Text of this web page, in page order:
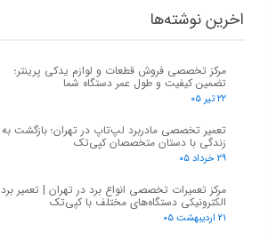
اخرین نوشته‌ها
مرکز تخصصی فروش قطعات و لوازم یدکی پرینتر؛
تضمین کیفیت و طول عمر دستگاه شما
۲۲ تیر ۰۵
تعمیر تخصصی مادربرد لپ‌تاپ در تهران؛ بازگشت به
زندگی با دستان متخصصان کپی‌تک
۲۹ خرداد ۰۵
مرکز تعمیرات تخصصی انواع برد در تهران | تعمیر برد
الکترونیکی دستگاه‌های مختلف با کپی‌تک
۲۱ اردیبهشت ۰۵